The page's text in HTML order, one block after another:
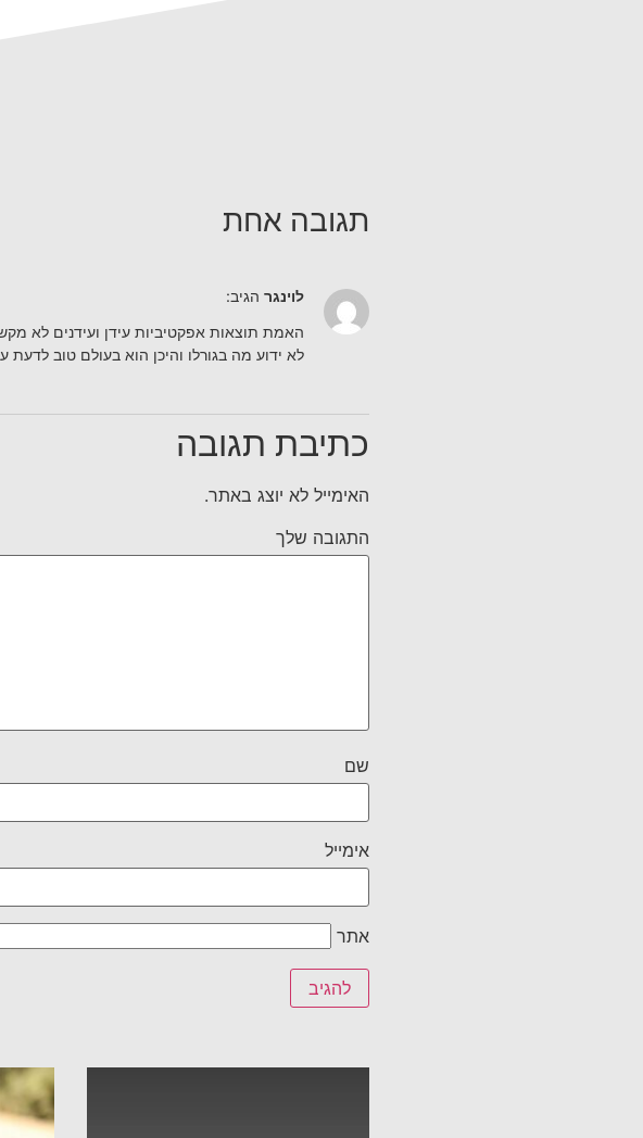
תגובה אחת
לוינגר הגיב:
האמת תוצאות אפקטיביות עידן ועידנים לא
לא ידוע מה בגורלו והיכן הוא בעולם טוב לדעת
כתיבת תגובה
האימייל לא יוצג באתר.
התגובה שלך
שם
אימייל
אתר